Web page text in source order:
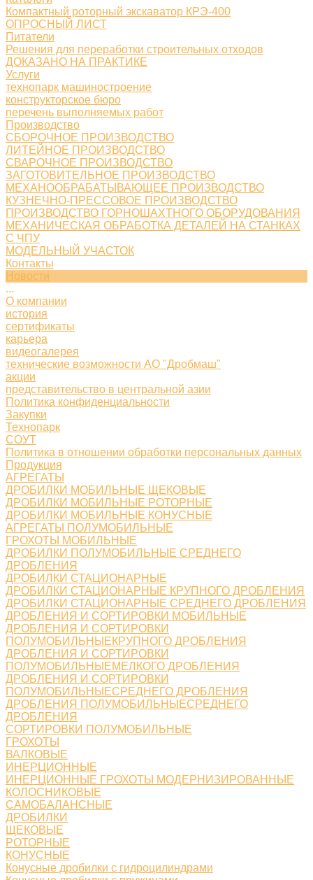
Компактный роторный экскаватор КРЭ-400
ОПРОСНЫЙ ЛИСТ
Питатели
Решения для переработки строительных отходов
ДОКАЗАНО НА ПРАКТИКЕ
Услуги
технопарк машиностроение
конструкторское бюро
перечень выполняемых работ
Производство
СБОРОЧНОЕ ПРОИЗВОДСТВО
ЛИТЕЙНОЕ ПРОИЗВОДСТВО
СВАРОЧНОЕ ПРОИЗВОДСТВО
ЗАГОТОВИТЕЛЬНОЕ ПРОИЗВОДСТВО
МЕХАНООБРАБАТЫВАЮЩЕЕ ПРОИЗВОДСТВО
КУЗНЕЧНО-ПРЕССОВОЕ ПРОИЗВОДСТВО
ПРОИЗВОДСТВО ГОРНОШАХТНОГО ОБОРУДОВАНИЯ
МЕХАНИЧЕСКАЯ ОБРАБОТКА ДЕТАЛЕЙ НА СТАНКАХ
С ЧПУ
МОДЕЛЬНЫЙ УЧАСТОК
Контакты
Новости
...
О компании
история
сертификаты
карьера
видеогалерея
технические возможности АО "Дробмаш"
акции
представительство в центральной азии
Политика конфиденциальности
Закупки
Технопарк
СОУТ
Политика в отношении обработки персональных данных
Продукция
АГРЕГАТЫ
ДРОБИЛКИ МОБИЛЬНЫЕ ЩЕКОВЫЕ
ДРОБИЛКИ МОБИЛЬНЫЕ РОТОРНЫЕ
ДРОБИЛКИ МОБИЛЬНЫЕ КОНУСНЫЕ
АГРЕГАТЫ ПОЛУМОБИЛЬНЫЕ
ГРОХОТЫ МОБИЛЬНЫЕ
ДРОБИЛКИ ПОЛУМОБИЛЬНЫЕ СРЕДНЕГО
ДРОБЛЕНИЯ
ДРОБИЛКИ СТАЦИОНАРНЫЕ
ДРОБИЛКИ СТАЦИОНАРНЫЕ КРУПНОГО ДРОБЛЕНИЯ
ДРОБИЛКИ СТАЦИОНАРНЫЕ СРЕДНЕГО ДРОБЛЕНИЯ
ДРОБЛЕНИЯ И СОРТИРОВКИ МОБИЛЬНЫЕ
ДРОБЛЕНИЯ И СОРТИРОВКИ
ПОЛУМОБИЛЬНЫЕКРУПНОГО ДРОБЛЕНИЯ
ДРОБЛЕНИЯ И СОРТИРОВКИ
ПОЛУМОБИЛЬНЫЕМЕЛКОГО ДРОБЛЕНИЯ
ДРОБЛЕНИЯ И СОРТИРОВКИ
ПОЛУМОБИЛЬНЫЕСРЕДНЕГО ДРОБЛЕНИЯ
ДРОБЛЕНИЯ ПОЛУМОБИЛЬНЫЕСРЕДНЕГО
ДРОБЛЕНИЯ
СОРТИРОВКИ ПОЛУМОБИЛЬНЫЕ
ГРОХОТЫ
ВАЛКОВЫЕ
ИНЕРЦИОННЫЕ
ИНЕРЦИОННЫЕ ГРОХОТЫ МОДЕРНИЗИРОВАННЫЕ
КОЛОСНИКОВЫЕ
САМОБАЛАНСНЫЕ
ДРОБИЛКИ
ЩЕКОВЫЕ
РОТОРНЫЕ
КОНУСНЫЕ
Конусные дробилки с гидроцилиндрами